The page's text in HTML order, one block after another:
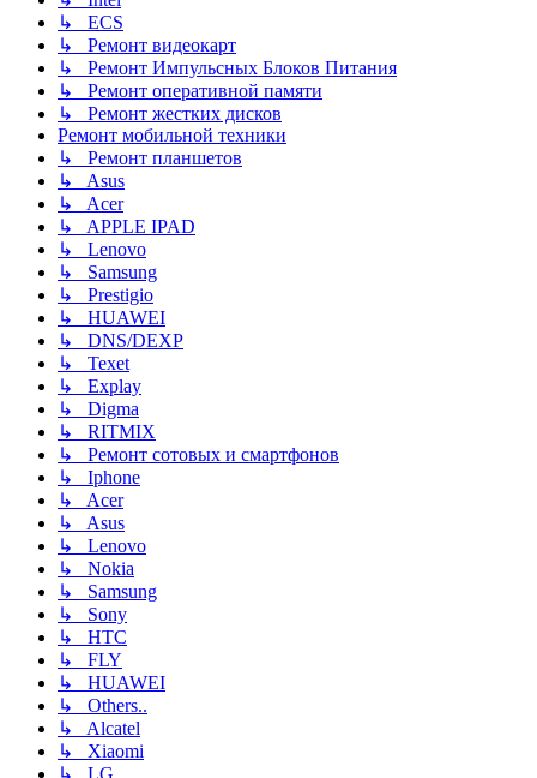
↳ ECS
↳ Ремонт видеокарт
↳ Ремонт Импульсных Блоков Питания
↳ Ремонт оперативной памяти
↳ Ремонт жестких дисков
Ремонт мобильной техники
↳ Ремонт планшетов
↳ Asus
↳ Acer
↳ APPLE IPAD
↳ Lenovo
↳ Samsung
↳ Prestigio
↳ HUAWEI
↳ DNS/DEXP
↳ Texet
↳ Explay
↳ Digma
↳ RITMIX
↳ Ремонт сотовых и смартфонов
↳ Iphone
↳ Acer
↳ Asus
↳ Lenovo
↳ Nokia
↳ Samsung
↳ Sony
↳ HTC
↳ FLY
↳ HUAWEI
↳ Others..
↳ Alcatel
↳ Xiaomi
↳ LG